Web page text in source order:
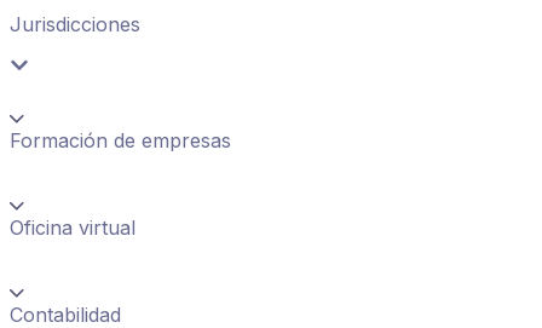
Jurisdicciones
Formación de empresas
Oficina virtual
Contabilidad